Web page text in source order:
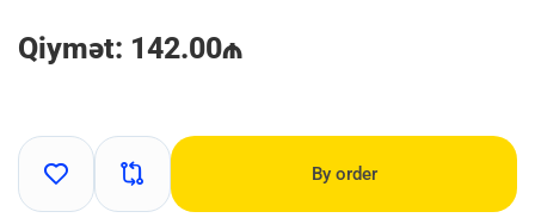
Qiymət: 142.00₼
By order